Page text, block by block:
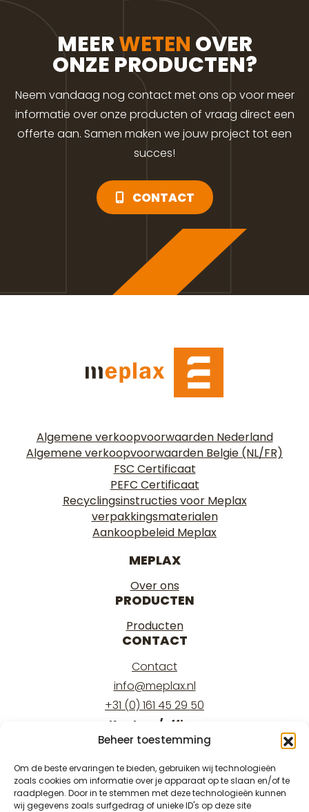
Beheer toestemming
Om de beste ervaringen te bieden, gebruiken wij technologieën
zoals cookies om informatie over je apparaat op te slaan en/of te
raadplegen. Door in te stemmen met deze technologieën kunnen
wij gegevens zoals surfgedrag of unieke ID's op deze site
MEERWETEN OVER
ONZE PRODUCTEN?
Neem vandaag nog contact met ons op voor meer
informatie over onze producten of vraag direct een
offerte aan. Samen maken we jouw project tot een
succes!
CONTACT
Algemene verkoopvoorwaarden Nederland
Algemene verkoopvoorwaarden Belgie (NL/FR)
FSC Certificaat
PEFC Certificaat
Recyclingsinstructies voor Meplax
verpakkingsmaterialen
Aankoopbeleid Meplax
MEPLAX
Over ons
PRODUCTEN
Producten
CONTACT
Contact
info@meplax.nl
+31 (0) 161 45 29 50
Kantoor/office:
Burgemeester Krollaan 17
5126 PT Gilze
Magazijn/warehouse:
Burgemeester Krollaan 15